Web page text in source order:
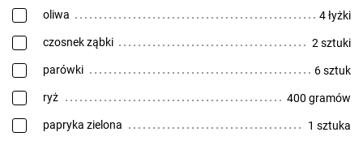
oliwa 4 łyżki
czosnek ząbki 2 sztuki
parówki 6 sztuk
ryż 400 gramów
papryka zielona 1 sztuka